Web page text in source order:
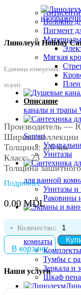
Волокно
Пигмент
Мягкая
каналы и трапы
Santeri
Унитазы
для ванной
Унитазы и
Раковины
комнаты
Тумбы с
Зеркала и
Шкаф
Линолеум Holiday
Единица измерения:
m.patr.
Описание
Производитель —
Ширина
Толщина: 2,6 мм
Класс: 23
Толщина
Похожие
Линолеум Holiday
Артикул:38.786
0.00MDL
Подробнее
0.00 MDL
Количество:
В корзину
Наши услуги